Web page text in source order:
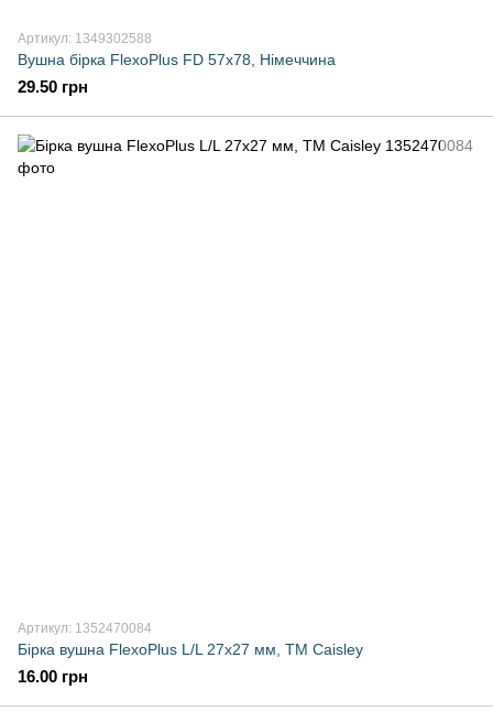
Артикул: 1349302588
Вушна бірка FlexoPlus FD 57х78, Німеччина
29.50 грн
Артикул: 1352470084
Бірка вушна FlexoPlus L/L 27х27 мм, ТМ Caisley
16.00 грн